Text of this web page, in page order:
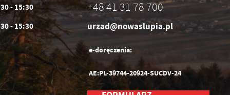
- 15:30
- 15:30
+48 41 31 78 700
urzad@nowaslupia.pl
e-doręczenia:
AE:PL-39744-20924-SUCDV-24